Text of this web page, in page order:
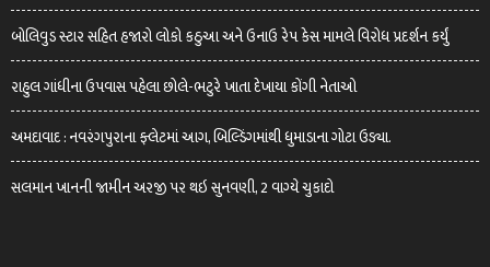
બોલિવુડ સ્ટાર સહિત હજારો લોકો કઠુઆ અને ઉનાઉ રેપ કેસ મામલે વિરોધ પ્રદર્શન કર્યું
રાહુલ ગાંધીના ઉપવાસ પહેલા છોલે-ભટુરે ખાતા દેખાયા કોંગી નેતાઓ
અમદાવાદ : નવરંગપુરાના ફ્લેટમાં આગ, બિલ્ડિંગમાંથી ધુમાડાના ગોટા ઉડ્યા.
સલમાન ખાનની જામીન અરજી પર થઇ સુનવણી, 2 વાગ્યે ચુકાદો